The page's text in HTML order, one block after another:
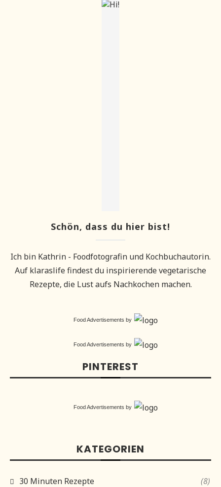
Schön, dass du hier bist!
Ich bin Kathrin - Foodfotografin und Kochbuchautorin.
Auf klaraslife findest du inspirierende vegetarische
Rezepte, die Lust aufs Nachkochen machen.
Food Advertisements by
Food Advertisements by
PINTEREST
Food Advertisements by
KATEGORIEN
30 Minuten Rezepte (8)